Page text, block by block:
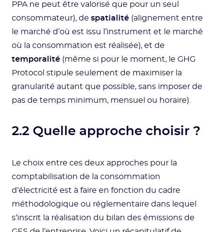
PPA ne peut être valorisé que pour un seul
consommateur), de spatialité (alignement entre
le marché d’où est issu l’instrument et le marché
où la consommation est réalisée), et de
temporalité (même si pour le moment, le GHG
Protocol stipule seulement de maximiser la
granularité autant que possible, sans imposer de
pas de temps minimum, mensuel ou horaire).
2.2 Quelle approche choisir ?
Le choix entre ces deux approches pour la
comptabilisation de la consommation
d’électricité est à faire en fonction du cadre
méthodologique ou réglementaire dans lequel
s’inscrit la réalisation du bilan des émissions de